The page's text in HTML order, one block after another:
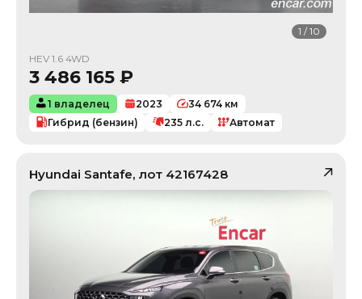
1 /10
HEV 1.6 4WD
3 486 165 ₽
1 владелец 2023 34 674 км
Гибрид (бензин)
235 л.с. Автомат
Hyundai Santafe, лот 42167428